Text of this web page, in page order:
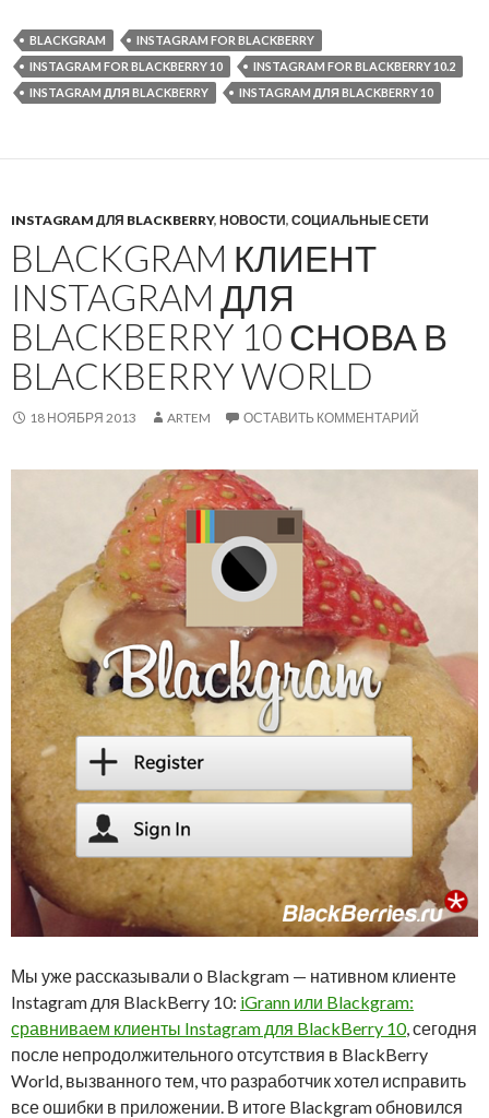
BLACKGRAM
INSTAGRAM FOR BLACKBERRY
INSTAGRAM FOR BLACKBERRY 10
INSTAGRAM FOR BLACKBERRY 10.2
INSTAGRAM ДЛЯ BLACKBERRY
INSTAGRAM ДЛЯ BLACKBERRY 10
INSTAGRAM ДЛЯ BLACKBERRY, НОВОСТИ, СОЦИАЛЬНЫЕ СЕТИ
BLACKGRAM КЛИЕНТ
INSTAGRAM ДЛЯ
BLACKBERRY 10 СНОВА В
BLACKBERRY WORLD
18 НОЯБРЯ 2013 ARTEM ОСТАВИТЬ КОММЕНТАРИЙ
Мы уже рассказывали о Blackgram — нативном клиенте
Instagram для BlackBerry 10: iGrann или Blackgram:
сравниваем клиенты Instagram для BlackBerry 10, сегодня
после непродолжительного отсутствия в BlackBerry
World, вызванного тем, что разработчик хотел исправить
все ошибки в приложении. В итоге Blackgram обновился